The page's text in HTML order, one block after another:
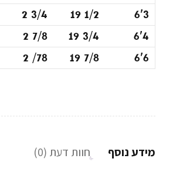
6'3
19 1/2
2 3/4
6'4
19 3/4
2 7/8
6'6
19 7/8
2 /78
מידע נוסף חוות דעת (0)